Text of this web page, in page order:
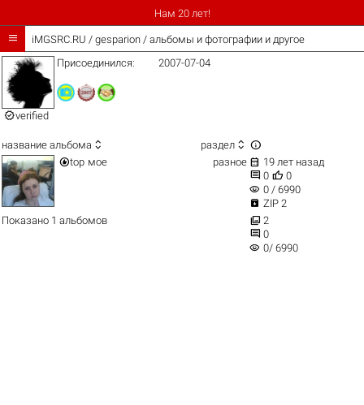
Нам 20 лет!
 iMGSRC.RU / gesparion / альбомы и фотографии и другое
verified
Присоединился: 2007-07-04
название альбома  раздел  
top мое разное  19 лет назад
 0  0
visibility 0 / 6990
 ZIP 2
Показано 1 альбомов
 2
 0
visibility 0/ 6990